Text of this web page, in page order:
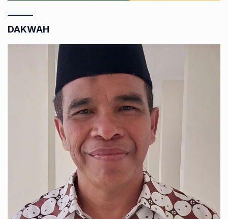
DAKWAH